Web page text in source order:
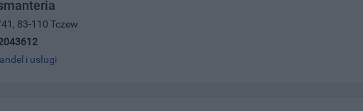
83-110 Tczew
i usługi